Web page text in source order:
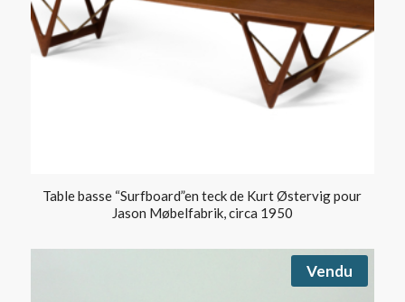
Table basse “Surfboard”en teck de Kurt Østervig pour
Jason Møbelfabrik, circa 1950
Vendu